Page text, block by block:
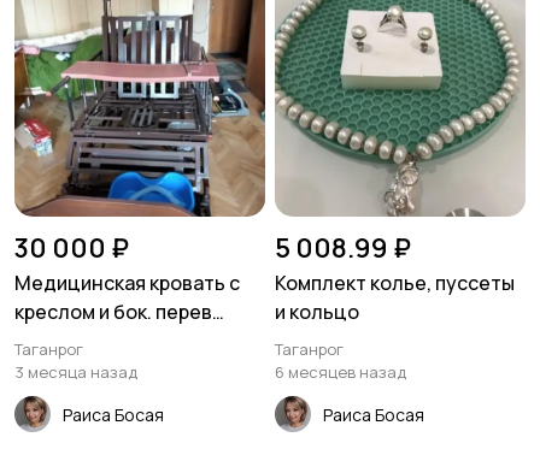
Средства для
гигиены
Другое2
30 000 ₽
Медицинская кровать с
креслом и бок. перев
Е-45а
Таганрог
3 месяца назад
Раиса Босая
5 008.99 ₽
Комплект колье, пуссеты
и кольцо
Таганрог
6 месяцев назад
Раиса Босая